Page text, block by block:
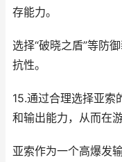
存能力。
选择“破晓之盾”等防
抗性。
15.通过合理选择亚索
和输出能力，从而在
亚索作为一个高爆发